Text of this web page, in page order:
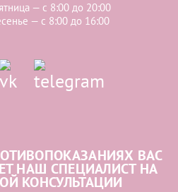
— с 8:00 до 20:00
— с 8:00 до 16:00
ВАС
НАШ СПЕЦИАЛИСТ НА
КОНСУЛЬТАЦИИ